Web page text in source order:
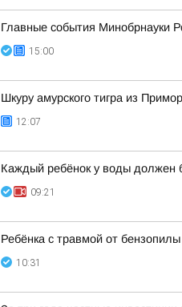
Главные события Минобрнауки
15:00
Шкуру амурского тигра из
12:07
Каждый ребёнок у воды должен
09:21
Ребёнка с травмой от
10:31